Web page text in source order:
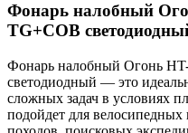
Фонарь налобный
TG+COB
Фонарь налобный Огонь
светодиодный — это
сложных задач в условиях
подойдет для велосипедных